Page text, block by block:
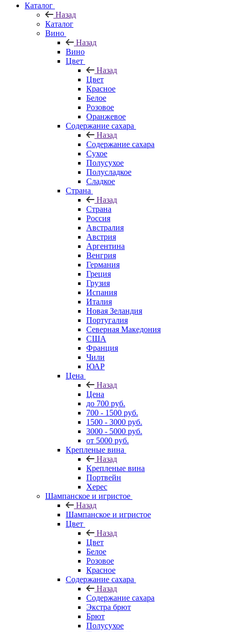
Каталог
Назад
Каталог
Вино
Назад
Вино
Цвет
Назад
Цвет
Красное
Белое
Розовое
Оранжевое
Содержание сахара
Назад
Содержание сахара
Сухое
Полусухое
Полусладкое
Сладкое
Страна
Назад
Страна
Россия
Австралия
Австрия
Аргентина
Венгрия
Германия
Греция
Грузия
Испания
Италия
Новая Зеландия
Португалия
Северная Македония
США
Франция
Чили
ЮАР
Цена
Назад
Цена
до 700 руб.
700 - 1500 руб.
1500 - 3000 руб.
3000 - 5000 руб.
от 5000 руб.
Крепленые вина
Назад
Крепленые вина
Портвейн
Херес
Шампанское и игристое
Назад
Шампанское и игристое
Цвет
Назад
Цвет
Белое
Розовое
Красное
Содержание сахара
Назад
Содержание сахара
Экстра брют
Брют
Полусухое